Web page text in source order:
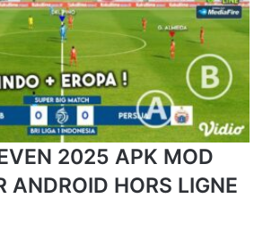
2025 APK MOD
ANDROID HORS LIGNE